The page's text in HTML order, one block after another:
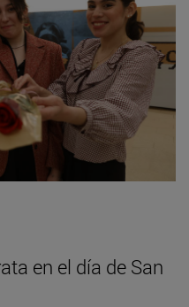
en el día de San